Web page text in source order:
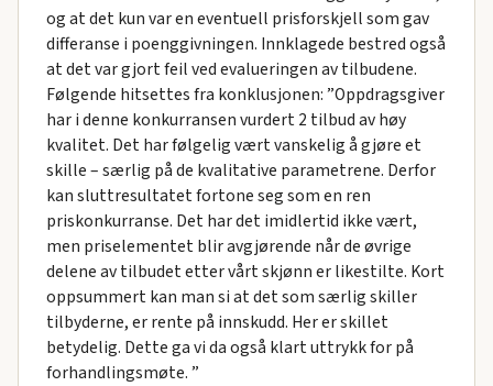
og at det kun var en eventuell prisforskjell som gav
differanse i poenggivningen. Innklagede bestred også
at det var gjort feil ved evalueringen av tilbudene.
Følgende hitsettes fra konklusjonen: ”Oppdragsgiver
har i denne konkurransen vurdert 2 tilbud av høy
kvalitet. Det har følgelig vært vanskelig å gjøre et
skille – særlig på de kvalitative parametrene. Derfor
kan sluttresultatet fortone seg som en ren
priskonkurranse. Det har det imidlertid ikke vært,
men priselementet blir avgjørende når de øvrige
delene av tilbudet etter vårt skjønn er likestilte. Kort
oppsummert kan man si at det som særlig skiller
tilbyderne, er rente på innskudd. Her er skillet
betydelig. Dette ga vi da også klart uttrykk for på
forhandlingsmøte. ”